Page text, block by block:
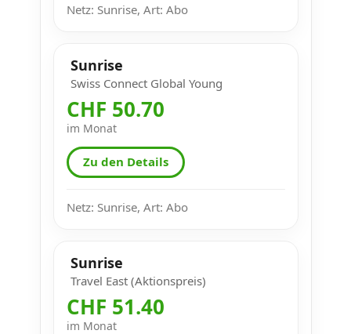
Netz: Sunrise, Art: Abo
Sunrise
Swiss Connect Global Young
CHF 50.70
im Monat
Zu den Details
Netz: Sunrise, Art: Abo
Sunrise
Travel East (Aktionspreis)
CHF 51.40
im Monat